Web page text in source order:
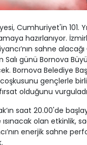
Cumhuriyet'in 101.
hazırlanıyor.
sahne
Salı günü Bornova
Bornova Belediye
gençlerle
olduğunu
saat 20.00'de
olan etkinlik,
enerjik sahne